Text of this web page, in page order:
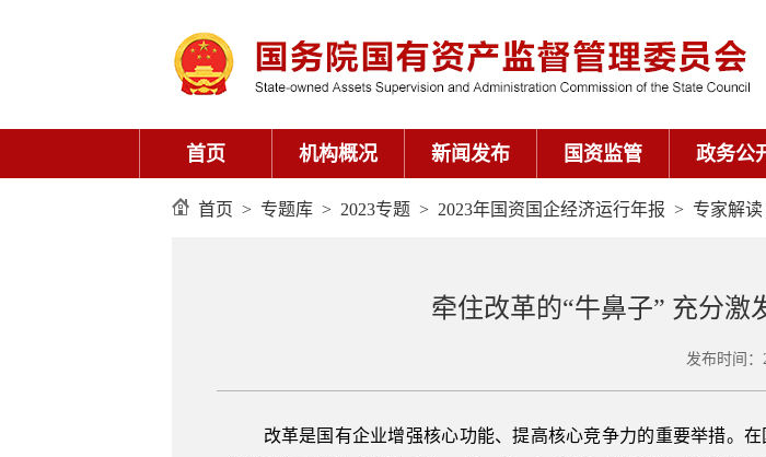
首页 机构概况 新闻发布 国资监管 政务公
首页 > 专题库 > 2023专题 > 2023年国资国企经济运行年报 > 专家解读
牵住改革的“牛鼻子” 充分激
发布时间：
改革是国有企业增强核心功能、提高核心竞争力的重要举措。